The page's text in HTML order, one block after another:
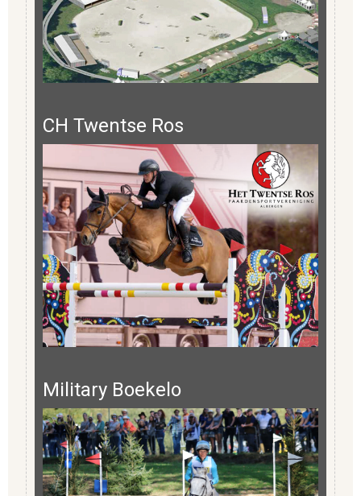
CH Twentse Ros
Military Boekelo